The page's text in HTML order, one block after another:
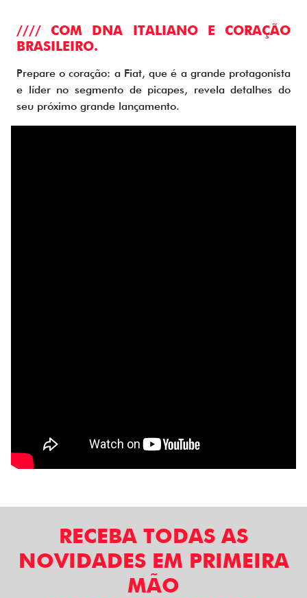
//// COM DNA ITALIANO E CORAÇÃO
BRASILEIRO.
Prepare o coração: a Fiat, que é a grande protagonista
e líder no segmento de picapes, revela detalhes do
seu próximo grande lançamento.
RECEBA TODAS AS
NOVIDADES EM PRIMEIRA
MÃO